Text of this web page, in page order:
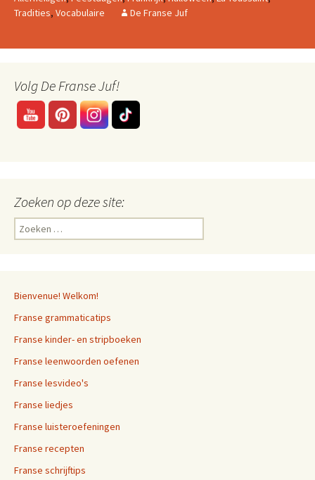
Tradities, Vocabulaire De Franse Juf
Volg De Franse Juf!
Zoeken op deze site:
Zoeken
naar:
Bienvenue! Welkom!
Franse grammaticatips
Franse kinder- en stripboeken
Franse leenwoorden oefenen
Franse lesvideo's
Franse liedjes
Franse luisteroefeningen
Franse recepten
Franse schrijftips